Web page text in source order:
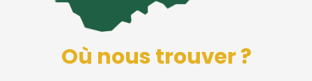
Où nous trouver ?